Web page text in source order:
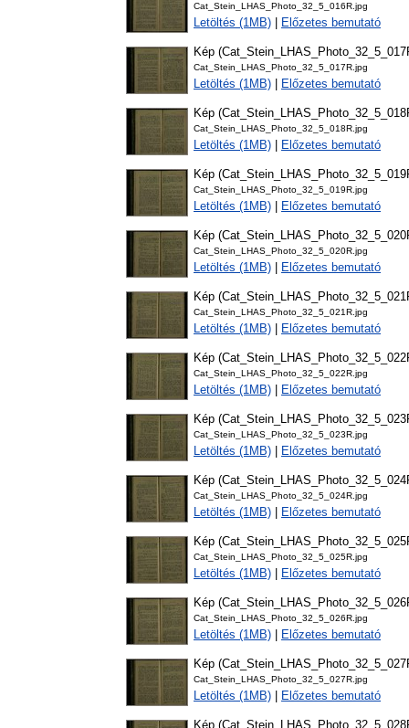
Cat_Stein_LHAS_Photo_32_5_016R.jpg
Letöltés (1MB) Előzetes bemutató
Kép
Cat_Stein_LHAS_Photo_32_5_017R.jpg
Letöltés (1MB) Előzetes bemutató
Kép
Cat_Stein_LHAS_Photo_32_5_018R.jpg
Letöltés (1MB) Előzetes bemutató
Kép
Cat_Stein_LHAS_Photo_32_5_019R.jpg
Letöltés (1MB) Előzetes bemutató
Kép
Cat_Stein_LHAS_Photo_32_5_020R.jpg
Letöltés (1MB) Előzetes bemutató
Kép
Cat_Stein_LHAS_Photo_32_5_021R.jpg
Letöltés (1MB) Előzetes bemutató
Kép
Cat_Stein_LHAS_Photo_32_5_022R.jpg
Letöltés (1MB) Előzetes bemutató
Kép
Cat_Stein_LHAS_Photo_32_5_023R.jpg
Letöltés (1MB) Előzetes bemutató
Kép
Cat_Stein_LHAS_Photo_32_5_024R.jpg
Letöltés (1MB) Előzetes bemutató
Kép
Cat_Stein_LHAS_Photo_32_5_025R.jpg
Letöltés (1MB) Előzetes bemutató
Kép
Cat_Stein_LHAS_Photo_32_5_026R.jpg
Letöltés (1MB) Előzetes bemutató
Kép
Cat_Stein_LHAS_Photo_32_5_027R.jpg
Letöltés (1MB) Előzetes bemutató
Kép